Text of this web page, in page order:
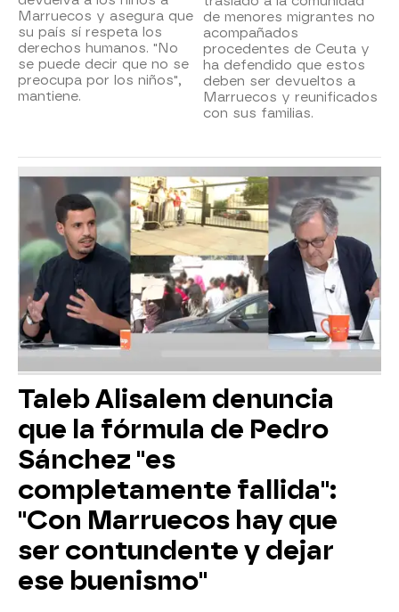
Marruecos y asegura que
su país sí respeta los
derechos humanos. "No
se puede decir que no se
preocupa por los niños",
mantiene.
de menores migrantes no
acompañados
procedentes de Ceuta y
ha defendido que estos
deben ser devueltos a
Marruecos y reunificados
con sus familias.
Taleb Alisalem denuncia
que la fórmula de Pedro
Sánchez "es
completamente fallida":
"Con Marruecos hay que
ser contundente y dejar
ese buenismo"